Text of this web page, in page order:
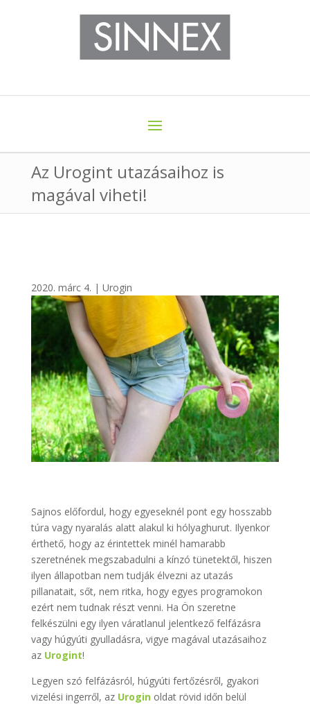
Az Urogint utazásaihoz is
magával viheti!
2020. márc 4. | Urogin
Sajnos előfordul, hogy egyeseknél pont egy hosszabb
túra vagy nyaralás alatt alakul ki hólyaghurut. Ilyenkor
érthető, hogy az érintettek minél hamarabb
szeretnének megszabadulni a kínzó tünetektől, hiszen
ilyen állapotban nem tudják élvezni az utazás
pillanatait, sőt, nem ritka, hogy egyes programokon
ezért nem tudnak részt venni. Ha Ön szeretne
felkészülni egy ilyen váratlanul jelentkező felfázásra
vagy húgyúti gyulladásra, vigye magával utazásaihoz
az Urogint!
Legyen szó felfázásról, húgyúti fertőzésről, gyakori
vizelési ingerről, az Uroginoldat rövid időn belül